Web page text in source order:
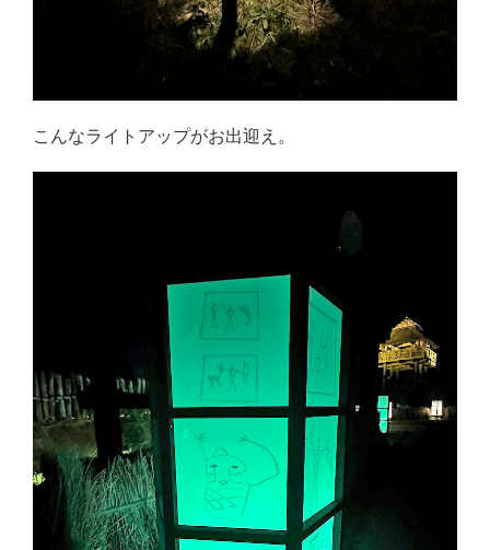
こんなライトアップがお出迎え。